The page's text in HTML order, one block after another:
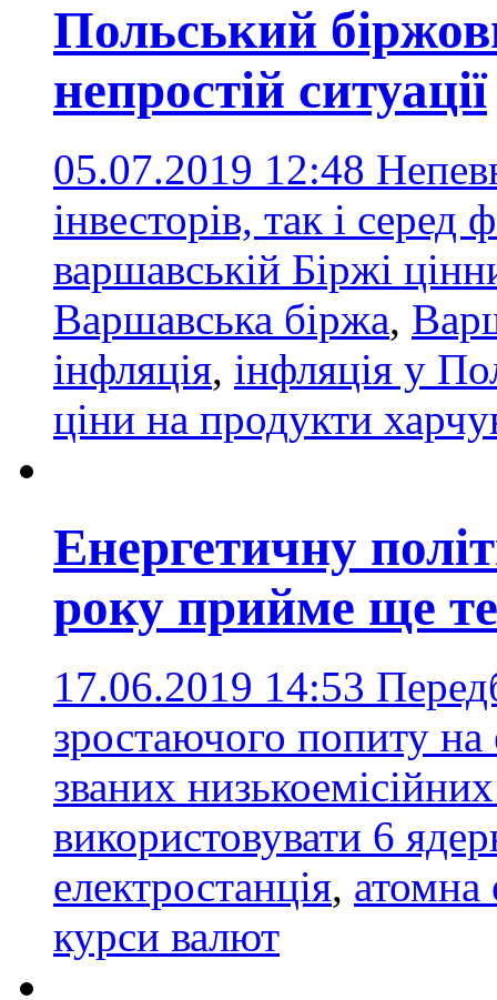
Польський
непростій ситуації
05.07.2019 12:48
інвесторів, так і серед
варшавській Біржі
Варшавська біржа,
інфляція, інфляція у
ціни на продукти
Енергетичну
року прийме ще
17.06.2019 14:53
зростаючого попиту на
званих
використовувати 6
електростанція, атомна
курси валют